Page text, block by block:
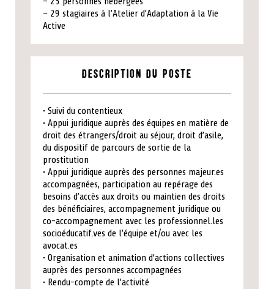
– 29 stagiaires à l’Atelier d’Adaptation à la Vie
Active
Description du poste
• Suivi du contentieux
• Appui juridique auprès des équipes en matière de
droit des étrangers/droit au séjour, droit d’asile,
du dispositif de parcours de sortie de la
prostitution
• Appui juridique auprès des personnes majeur.es
accompagnées, participation au repérage des
besoins d’accès aux droits ou maintien des droits
des bénéficiaires, accompagnement juridique ou
co-accompagnement avec les professionnel.les
socioéducatif.ves de l’équipe et/ou avec les
avocat.es
• Organisation et animation d’actions collectives
auprès des personnes accompagnées
• Rendu-compte de l’activité